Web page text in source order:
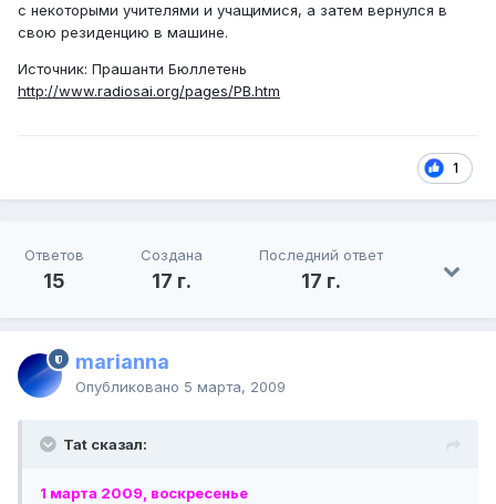
с некоторыми учителями и учащимися, а затем вернулся в
свою резиденцию в машине.
Источник: Прашанти Бюллетень
http://www.radiosai.org/pages/PB.htm
1
Ответов
15
Создана
17 г.
Последний ответ
17 г.
marianna
Опубликовано 5 марта, 2009
Tat сказал:
1 марта 2009, воскресенье